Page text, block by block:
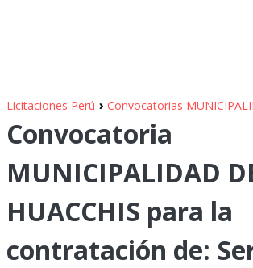
Licitaciones Perú › Convocatorias
Convocatoria
MUNICIPALIDAD
HUACCHIS para la
contratación de: